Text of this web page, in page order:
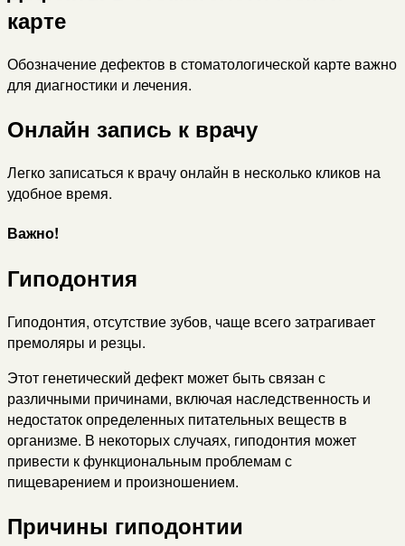
карте
Обозначение дефектов в стоматологической карте важно
для диагностики и лечения.
Онлайн запись к врачу
Легко записаться к врачу онлайн в несколько кликов на
удобное время.
Важно!
Гиподонтия
Гиподонтия, отсутствие зубов, чаще всего затрагивает
премоляры и резцы.
Этот генетический дефект может быть связан с
различными причинами, включая наследственность и
недостаток определенных питательных веществ в
организме. В некоторых случаях, гиподонтия может
привести к функциональным проблемам с
пищеварением и произношением.
Причины гиподонтии